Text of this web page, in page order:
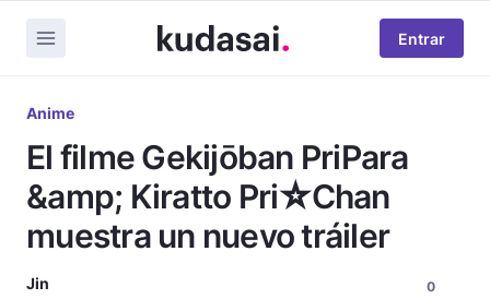
Entrar
Anime
El filme Gekijōban PriPara
&amp; Kiratto Pri☆Chan
muestra un nuevo tráiler
Jin 0